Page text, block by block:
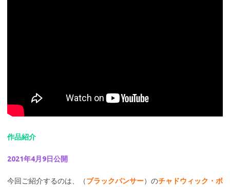
作品紹介
2021年4月9日公開
今回ご紹介するのは、（ブラックパンサー）のチャドウィック・ボ